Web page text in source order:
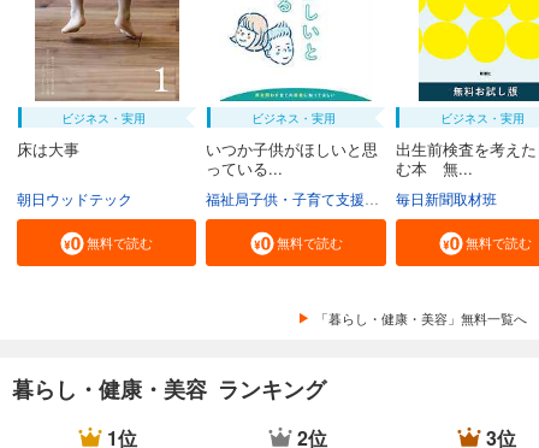
ビジネス・実用
床は大事
朝日ウッドテック
無料で読む
ビジネス・実用
いつか子供がほしいと思
っている...
東京都
無料で読む
ビジネス・実用
出生前検査を考え
む本 無...
毎日新聞取材班
無料で読む
「暮らし・健康・美容」無料一覧へ
暮らし・健康・美容 ランキング
1位 2位 3位